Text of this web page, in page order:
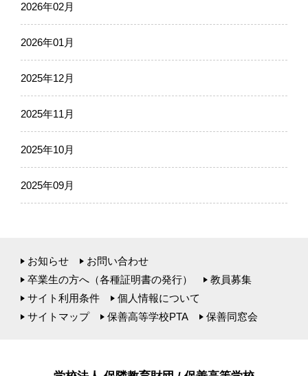
2026年02月
2026年01月
2025年12月
2025年11月
2025年10月
2025年09月
お知らせ
お問い合わせ
卒業生の方へ（各種証明書の発行）
教員募集
サイト利用条件
個人情報について
サイトマップ
保善高等学校PTA 保善同窓会